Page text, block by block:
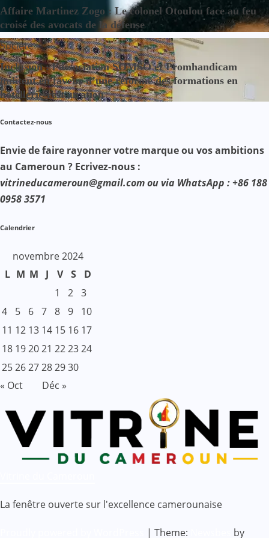
Affaire Martinez Zogo : Le colonel Otoulou face au feu
croisé des avocats de la défense
Société
Inclusion : l’association SOMSO et Promhandicam
militent en faveur d’une réforme des formations en
hôtellerie-restauration
Contactez-nous
Envie de faire rayonner votre marque ou vos ambitions
au Cameroun ? Ecrivez-nous :
vitrineducameroun@gmail.com ou via WhatsApp : +86 188
0958 3571
Calendrier
novembre 2024
L M M J V S
D
1
2 3
4
5 6 7 8 9
10
11 12 13 14 15 16 17
18 192021 222324
252627282930
« Oct
Déc »
La fenêtre ouverte sur l'excellence camerounaise
| Theme: by